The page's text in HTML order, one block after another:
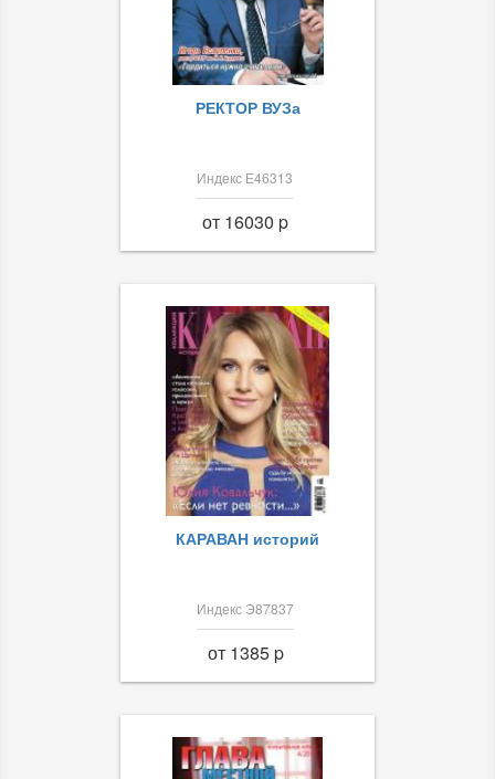
РЕКТОР ВУЗа
Индекс Е46313
от 16030 p
КАРАВАН историй
Индекс Э87837
от 1385 p